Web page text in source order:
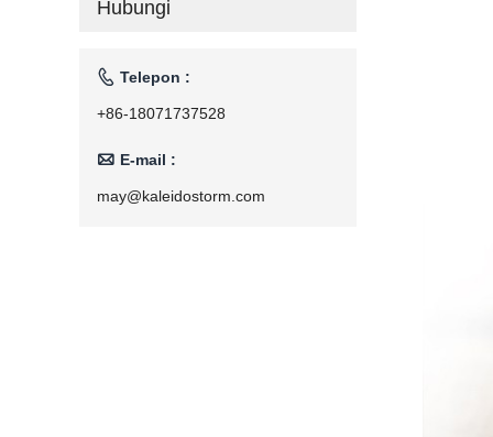
Hubungi
 Telepon :
+86-18071737528
 E-mail :
may@kaleidostorm.com